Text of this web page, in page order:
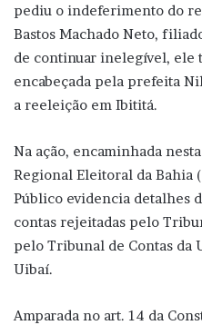
pediu o indeferimento do
Bastos Machado Neto,
de continuar inelegível, ele
encabeçada pela prefeita
a reeleição em Ibititá.
Na ação, encaminhada
Regional Eleitoral da Bahia
Público evidencia detalhes
contas rejeitadas pelo
pelo Tribunal de Contas da
Uibaí.
Amparada no art. 14 da